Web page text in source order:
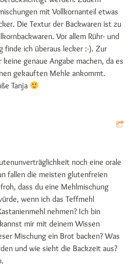
mit Vollkornanteil etwas
Die Textur der Backwaren ist zu
Vor allem Rühr- und
finde ich überaus lecker :-). Zur
genaue Angabe machen, da es
gekauften Mehle ankommt.
Tanja
noch eine orale
fallen die meisten glutenfreien
dass du eine Mehlmischung
wenn ich das Teffmehl
nehmen? Ich bin
mir mit deinem Wissen
Mischung ein Brot backen? Was
und wie sieht die Backzeit aus?